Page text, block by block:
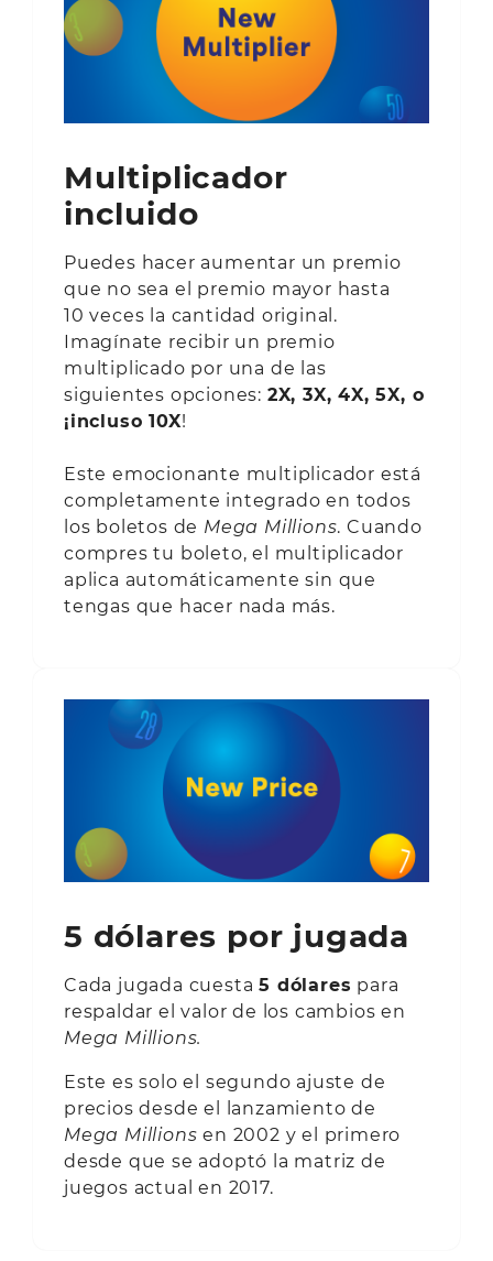
Multiplicador
incluido
Puedes hacer aumentar un premio
que no sea el premio mayor hasta
10 veces la cantidad original.
Imagínate recibir un premio
multiplicado por una de las
siguientes opciones: 2X, 3X, 4X, 5X, o
¡incluso 10X!
Este emocionante multiplicador está
completamente integrado en todos
los boletos de Mega Millions. Cuando
compres tu boleto, el multiplicador
aplica automáticamente sin que
tengas que hacer nada más.
5 dólares por jugada
Cada jugada cuesta5 dólares para
respaldar el valor de los cambios en
Mega Millions.
Este es solo el segundo ajuste de
precios desde el lanzamiento de
Mega Millions en 2002 y el primero
desde que se adoptó la matriz de
juegos actual en 2017.